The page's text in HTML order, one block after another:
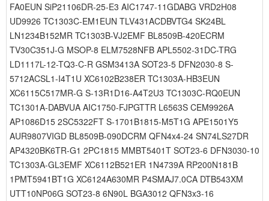
FA0EUN SiP21106DR-25-E3 AIC1747-11GDABG VRD2H08
UD9926 TC1303C-EM1EUN TLV431ACDBVTG4 SK24BL
LN1234B152MR TC1303B-VJ2EMF BL8509B-420ECRM
TV30C351J-G MSOP-8 ELM7528NFB APL5502-31DC-TRG
LD1117L-12-TQ3-C-R GSM3413A SOT23-5 DFN2030-8 S-
5712ACSL1-I4T1U XC6102B238ER TC1303A-HB3EUN
XC6115C517MR-G S-13R1D16-A4T2U3 TC1303C-RQ0EUN
TC1301A-DABVUA AIC1750-FJPGTTR L6563S CEM9926A
AP1086D15 2SC5322FT S-1701B1815-M5T1G APE1501Y5
AUR9807VIGD BL8509B-090DCRM QFN4x4-24 SN74LS27DR
AP4320BK6TR-G1 2PC1815 MMBT5401T SOT23-6 DFN3030-10
TC1303A-GL3EMF XC6112B521ER 1N4739A RP200N181B
1PMT5941BT1G XC6124A630MR P4SMAJ7.0CA DTB543XM
UTT10NP06G SOT23-8 6N90L BGA3012 QFN3x3-16